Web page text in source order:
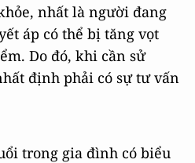
nhất là người đang
áp có thể bị tăng vọt
Do đó, khi cần sử
định phải có sự tư vấn
trong gia đình có biểu